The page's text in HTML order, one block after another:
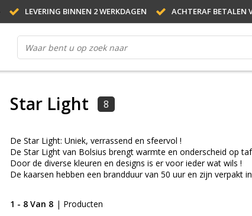
LEVERING BINNEN 2 WERKDAGEN ACHTERAF BETALEN
Star Light 8
De Star Light: Uniek, verrassend en sfeervol !
De Star Light van Bolsius brengt warmte en onderscheid op
Door de diverse kleuren en designs is er voor ieder wat wils !
De kaarsen hebben een brandduur van 50 uur en zijn verpakt
1 - 8 Van 8 | Producten